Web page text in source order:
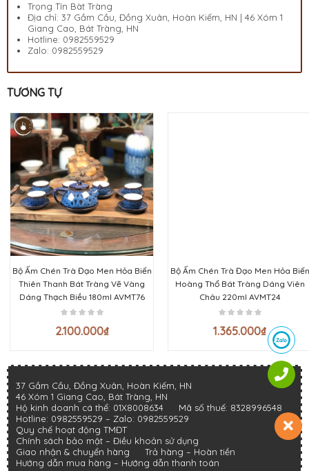
Trọng Tín Bàt Tràng
Địa chỉ: 37 Gầm Cầu, Đồng Xuân, Hoàn Kiếm, HN | 46 Xóm 1
Giang Cao, Bát Tràng, HN
Hotline: 0982559529
Zalo: 0982559529
TƯƠNG TỰ
Bộ Ấm Chén Trà Đạo Men Hỏa Biến
Thiên Thanh Bát Tràng Vẽ Vàng
Dáng Thạch Biều 180ml AVMT76
2.100.000₫
Bộ Ấm Chén Trà Đạo Men Hỏa Biến
Hoàng Thổ Bát Tràng Dáng Viên
Châu 220ml AVMT24
1.365.000₫
37 Gầm Cầu, Đồng Xuân, Hoàn Kiếm, HN
46 Xóm 1 Giang Cao, Bát Tràng, HN
Hộ kinh doanh cá thể: 01X8008634
Mã số thuế: 8328996548
Hotline: 0982559529 – Zalo: 0982559529
Quy chế hoạt động TMĐT
Chính sách bảo mật – Điều khoản sử dụng
Giao nhận & chuyển hàng
Trả hàng – Hoàn tiền
Hướng dẫn mua hàng – Hướng dẫn thanh toán